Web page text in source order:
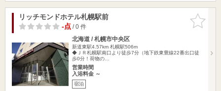
お気に入
りに追加
リッチモンドホテル札幌駅前
-点/ 0 件
北海道 / 札幌市中央区
新道東駅4.57km 札幌駅506m
◆ＪＲ札幌駅南口より徒歩7分（地下鉄東豊線22番出口徒
歩0分！荷物の…
営業時間
入浴料金 ～
宿泊